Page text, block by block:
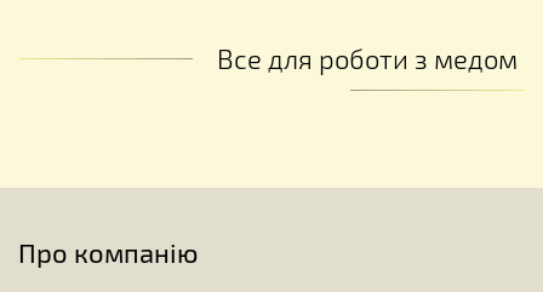
Все для роботи з медом
Про компанію